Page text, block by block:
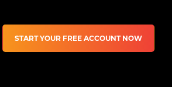
START YOUR FREE ACCOUNT NOW